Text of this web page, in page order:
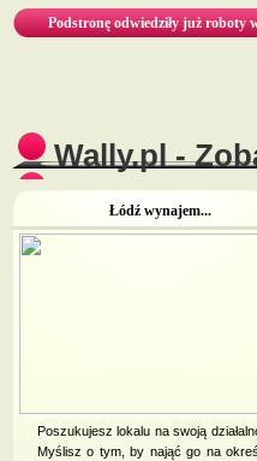
Podstronę odwiedziły już roboty
Wally.pl -
Łódź wynajem...
Poszukujesz lokalu na swoją
Myślisz o tym, by nająć go na